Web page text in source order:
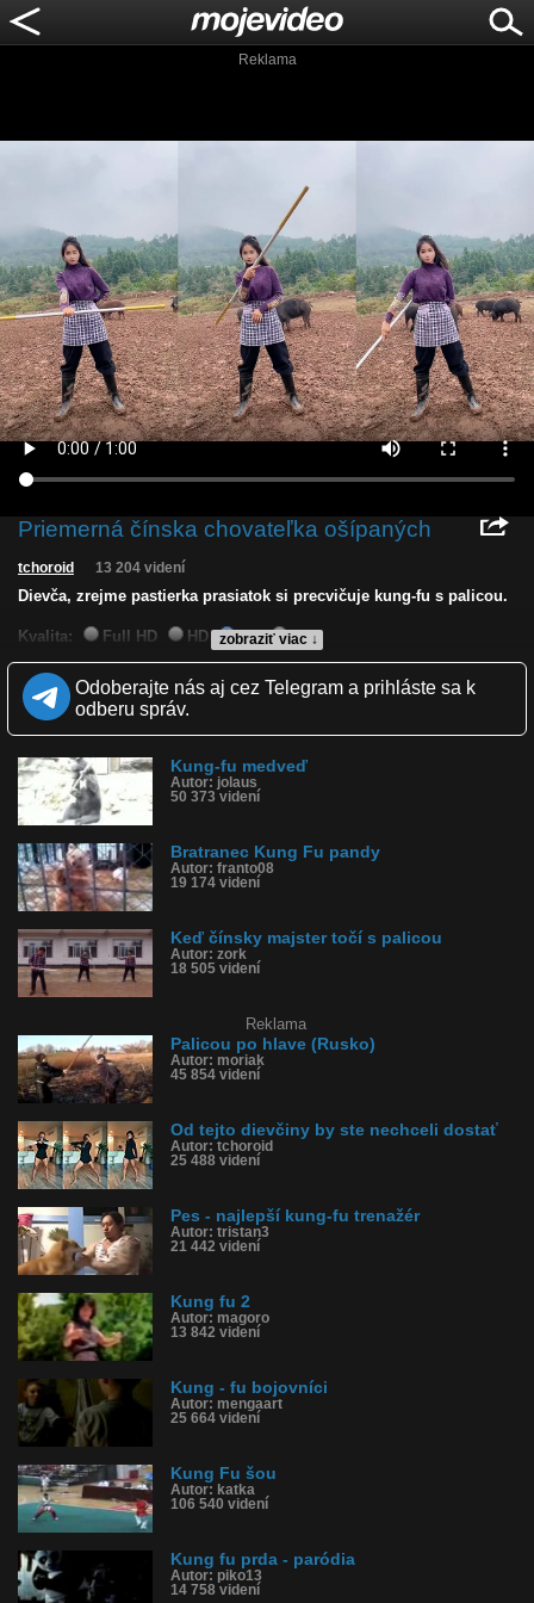
Reklama
Priemerná čínska chovateľka ošípaných
zobraziť viac ↓
tchoroid 13 204 videní
Dievča, zrejme pastierka prasiatok si precvičuje kung-fu s palicou.
Kvalita: Full HD HD NQ
LQ
Zverejnené: 11.3.2025 13:29
Krajina: Čína 🇨🇳
Páči sa: 84% (32 hlasov)
Obľúbené: 13
Komentárov: 23
Kategória: športy
Tagy: kung fu, kung-fu, palica, palicou, čínsky vidiek, prasce,
prasiatka, ošípané, čína
História sledovanosti videa:
Odoberajte nás aj cez Telegram a prihláste sa k
odberu správ.
Kung-fu medveď
Autor: jolaus
50 373 videní
Bratranec Kung Fu pandy
Autor: franto08
19 174 videní
Keď čínsky majster točí s palicou
Autor: zork
18 505 videní
Reklama
Palicou po hlave (Rusko)
Autor: moriak
45 854 videní
Od tejto dievčiny by ste nechceli dostať
Autor: tchoroid
25 488 videní
Pes - najlepší kung-fu trenažér
Autor: tristan3
21 442 videní
Kung fu 2
Autor: magoro
13 842 videní
Kung - fu bojovníci
Autor: mengaart
25 664 videní
Kung Fu šou
Autor: katka
106 540 videní
Kung fu prda - paródia
Autor: piko13
14 758 videní